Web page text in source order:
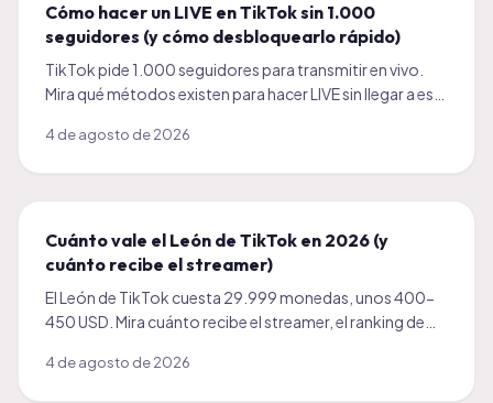
Cómo hacer un LIVE en TikTok sin 1.000
seguidores (y cómo desbloquearlo rápido)
TikTok pide 1.000 seguidores para transmitir en vivo.
Mira qué métodos existen para hacer LIVE sin llegar a esa
4 de agosto de 2026
Cuánto vale el León de TikTok en 2026 (y
cuánto recibe el streamer)
El León de TikTok cuesta 29.999 monedas, unos 400-
450 USD. Mira cuánto recibe el streamer, el ranking de
4 de agosto de 2026